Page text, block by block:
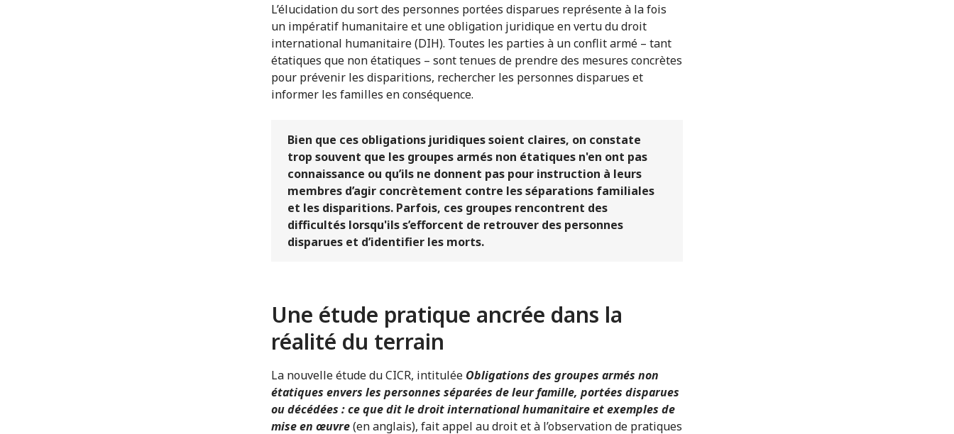
L’élucidation du sort des personnes portées disparues représente à la fois
un impératif humanitaire et une obligation juridique en vertu du droit
international humanitaire (DIH). Toutes les parties à un conflit armé – tant
étatiques que non étatiques – sont tenues de prendre des mesures concrètes
pour prévenir les disparitions, rechercher les personnes disparues et
informer les familles en conséquence.
Bien que ces obligations juridiques soient claires, on constate
trop souvent que les groupes armés non étatiques n'en ont pas
connaissance ou qu’ils ne donnent pas pour instruction à leurs
membres d’agir concrètement contre les séparations familiales
et les disparitions. Parfois, ces groupes rencontrent des
difficultés lorsqu'ils s’efforcent de retrouver des personnes
disparues et d’identifier les morts.
Une étude pratique ancrée dans la
réalité du terrain
La nouvelle étude du CICR, intitulée Obligations des groupes armés non
étatiques envers les personnes séparées de leur famille, portées disparues
ou décédées : ce que dit le droit international humanitaire et exemples de
mise en œuvre(en anglais), fait appel au droit et à l’observation de pratiques